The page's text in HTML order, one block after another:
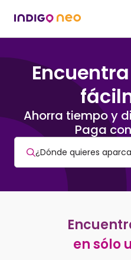
Ahorra tiempo y
Paga
en sólo